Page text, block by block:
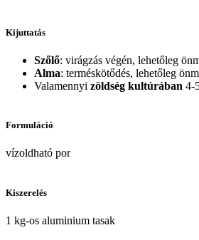
Kijuttatás
Szőlő: virágzás végén, lehetőleg
Alma: terméskötődés, lehetőleg
Valamennyi zöldség kultúrában 4-
Formuláció
vízoldható por
Kiszerelés
1 kg-os aluminium tasak